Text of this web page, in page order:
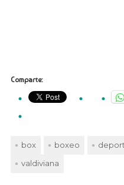
Comparte:
box boxeo
valdiviana